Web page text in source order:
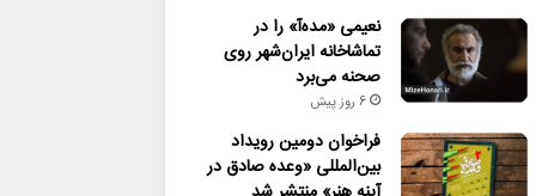
نعیمی «مده‌آ» را در
تماشاخانه ایران‌شهر روی
صحنه می‌برد
6 روز پیش
فراخوان دومین رویداد
بین‌المللی «وعده صادق در